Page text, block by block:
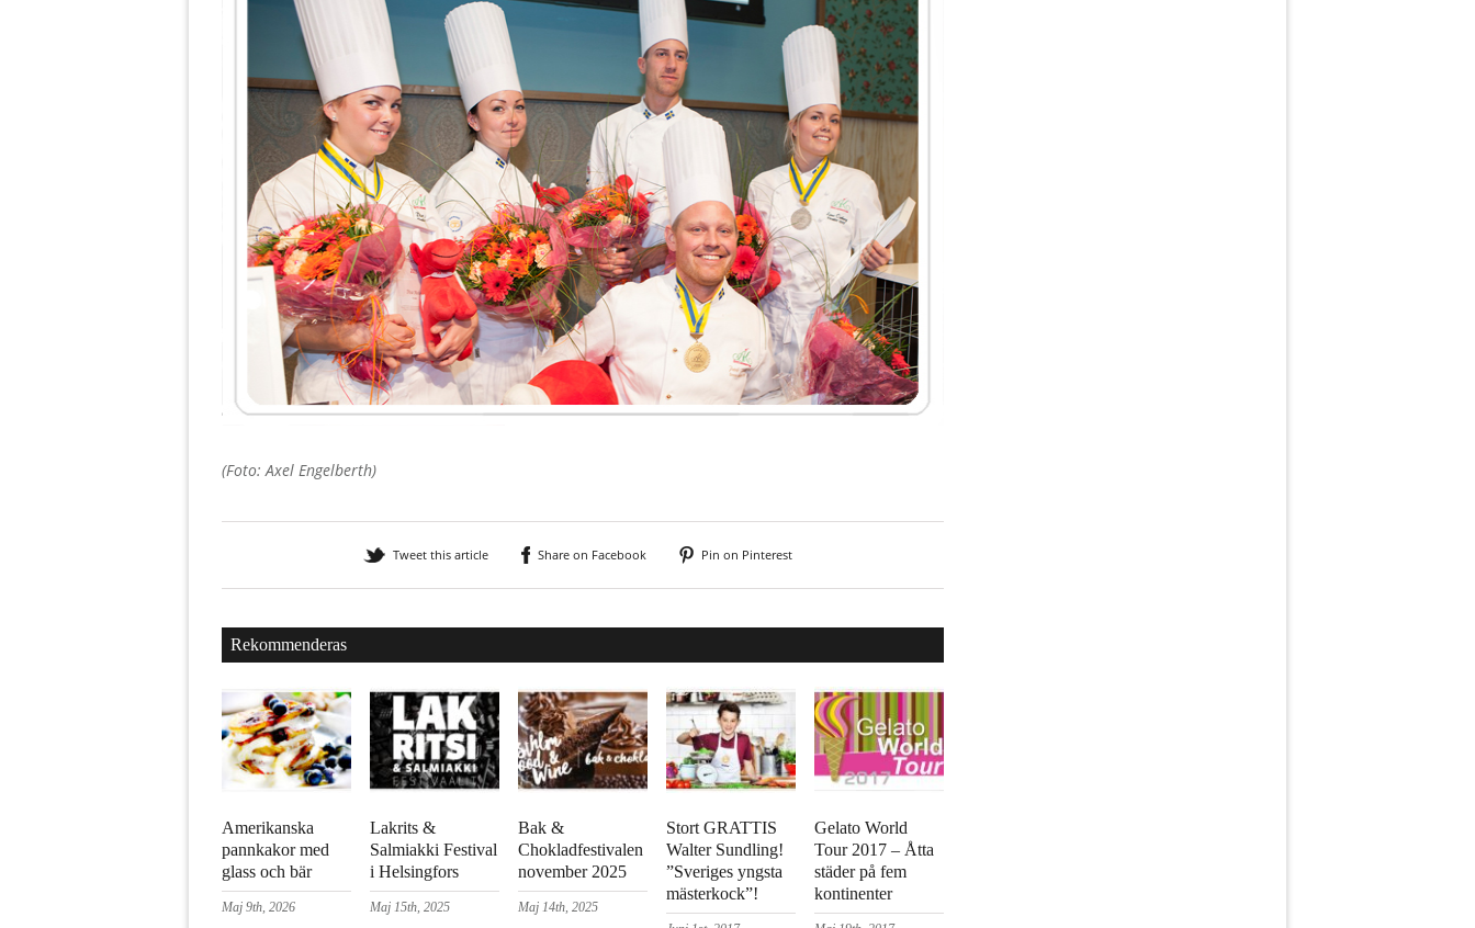
(Foto: Axel Engelberth)
Tweet this article Share on Facebook Pin on Pinterest
Rekommenderas
Amerikanska
pannkakor med
glass och bär
Maj 9th, 2026
Lakrits &
Salmiakki Festival
i Helsingfors
Maj 15th, 2025
Bak &
Chokladfestivalen
november 2025
Maj 14th, 2025
Stort GRATTIS
Walter Sundling!
”Sveriges yngsta
mästerkock”!
Gelato World
Tour 2017 – Åtta
städer på fem
kontinenter